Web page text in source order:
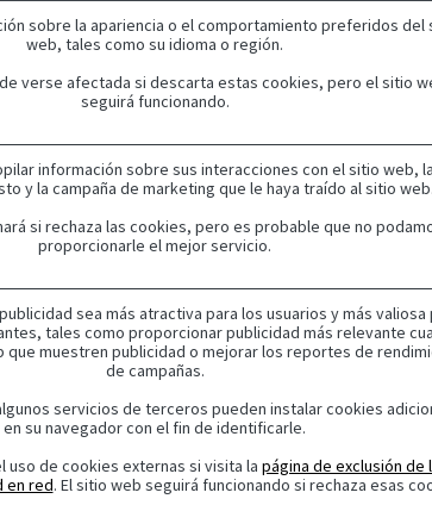
sobre la apariencia o el comportamiento preferidos del
web, tales como su idioma o región.
verse afectada si descarta estas cookies, pero el sitio
seguirá funcionando.
información sobre sus interacciones con el sitio web,
y la campaña de marketing que le haya traído al sitio web.
si rechaza las cookies, pero es probable que no
proporcionarle el mejor servicio.
sea más atractiva para los usuarios y más valiosa
tales como proporcionar publicidad más relevante
muestren publicidad o mejorar los reportes de
de campañas.
servicios de terceros pueden instalar cookies
en su navegador con el fin de identificarle.
uso de cookies externas si visita la página de exclusión de
en red. El sitio web seguirá funcionando si rechaza esas